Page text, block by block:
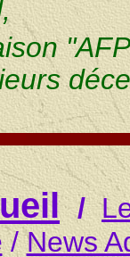
/
/News